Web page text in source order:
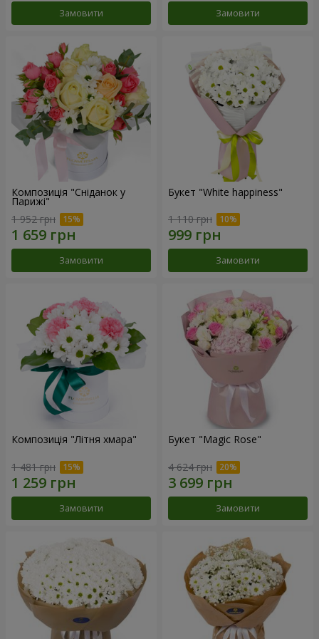
Замовити Замовити
Композиція "Сніданок у
Парижі"
1 952 грн
Замовити
Букет "White happiness"
1 110 грн
Замовити
Композиція "Літня хмара"
1 481 грн
Замовити
Букет "Magic Rose"
4 624 грн
Замовити